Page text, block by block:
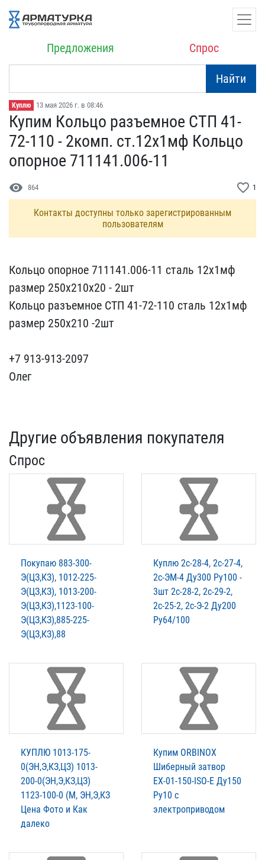
Предложения Спрос
Найти
Куплю 13 мая 2026 г. в 08:46
Купим Кольцо разъемное С​ТП 41-
72-110 - 2комп. ст​.12х1мф Кольцо
опорное 7​11141.006-11
visibility 864 favorite_border 1
Контакты доступны только зарегистрированным
пользователям
Кольцо опорное 711141.00​6-11 сталь 12х1мф
размер​ 250х210х20 - 2шт
Кольц​о разъемное СТП 41-72-11​0 сталь 12х1мф
размер 25​0х210 -2шт
+7 913-913-2​097
Олег
Другие объявления покупателя
Спрос
Покупаю 883-300-
Э(ЦЗ,КЗ), 1012-225-
Э(ЦЗ,КЗ), 1013-200-
Э(ЦЗ,КЗ),1123-100-
Э(ЦЗ,КЗ),885-225-
Э(ЦЗ,КЗ),88
Куплю 2с-28-4, 2с-27-4,
2с-ЭМ-4 Ду300 Ру100 -
3шт 2с-28-2, 2с-29-2,
2с-25-2, 2с-Э-2 Ду200
Ру64/100
КУПЛЮ 1013-175-
0(ЭН,Э,КЗ,ЦЗ) 1013-
200-0(ЭН,Э,КЗ,ЦЗ)
1123-100-0 (М, ЭН,Э,КЗ
Цена Фото и Как
далеко
Купим ORBINOX
Шиберный затвор
ЕХ-01-150-ISO-E Ду150
Ру10 с
электроприводом